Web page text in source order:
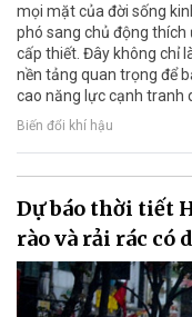
mọi mặt của đời sống
phó sang chủ động
cấp thiết. Đây không chỉ
nền tảng quan trọng để
cao năng lực cạnh tranh
Biến đổi khí hậu
Dự báo thời tiết
rào và rải rác có